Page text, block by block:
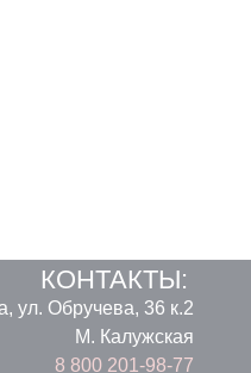
КОНТАКТЫ:
ул. Обручева, 36 к.2
M. Калужская
8 800 201-98-77